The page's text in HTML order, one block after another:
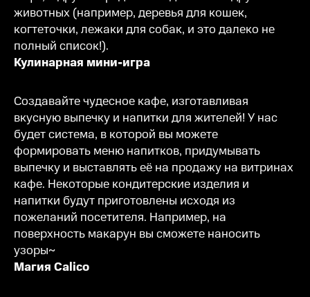
животных (например, деревья для кошек,
когтеточки, лежаки для собак, и это далеко не
полный список!).
Кулинарная мини-игра
Создавайте чудесное кафе, изготавливая
вкусную выпечку и напитки для жителей! У нас
будет система, в которой вы можете
формировать меню напитков, придумывать
выпечку и выставлять её на продажу на витринах
кафе. Некоторые кондитерские изделия и
напитки будут приготовлены исходя из
пожеланий посетителя. Например, на
поверхность макарун вы сможете наносить
узоры~
Магия Calico